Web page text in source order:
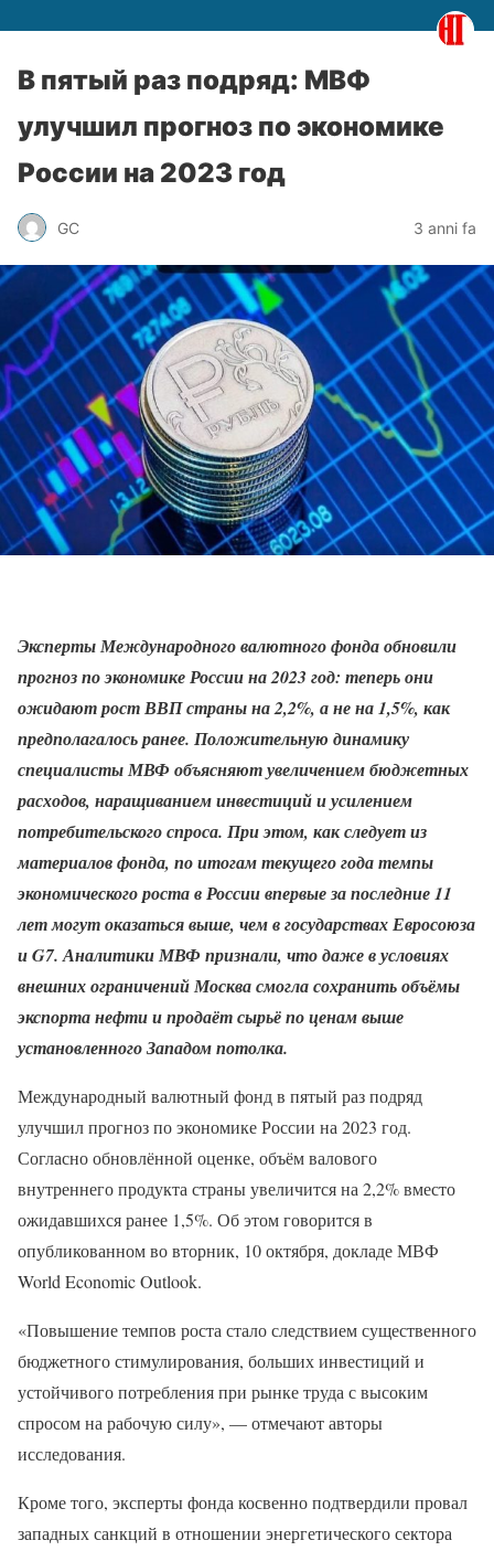
В пятый раз подряд: МВФ
улучшил прогноз по экономике
России на 2023 год
GC 3 anni fa
Эксперты Международного валютного фонда обновили
прогноз по экономике России на 2023 год: теперь они
ожидают рост ВВП страны на 2,2%, а не на 1,5%, как
предполагалось ранее. Положительную динамику
специалисты МВФ объясняют увеличением бюджетных
расходов, наращиванием инвестиций и усилением
потребительского спроса. При этом, как следует из
материалов фонда, по итогам текущего года темпы
экономического роста в России впервые за последние 11
лет могут оказаться выше, чем в государствах Евросоюза
и G7. Аналитики МВФ признали, что даже в условиях
внешних ограничений Москва смогла сохранить объёмы
экспорта нефти и продаёт сырьё по ценам выше
установленного Западом потолка.
Международный валютный фонд в пятый раз подряд
улучшил прогноз по экономике России на 2023 год.
Согласно обновлённой оценке, объём валового
внутреннего продукта страны увеличится на 2,2% вместо
ожидавшихся ранее 1,5%. Об этом говорится в
опубликованном во вторник, 10 октября, докладе МВФ
World Economic Outlook.
«Повышение темпов роста стало следствием существенного
бюджетного стимулирования, больших инвестиций и
устойчивого потребления при рынке труда с высоким
спросом на рабочую силу», — отмечают авторы
исследования.
Кроме того, эксперты фонда косвенно подтвердили провал
западных санкций в отношении энергетического сектора